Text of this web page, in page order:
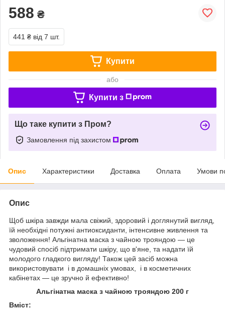
588 ₴
441 ₴ від 7 шт.
Купити
або
Купити з
Що таке купити з Пром?
Замовлення під захистом
Опис Характеристики Доставка Оплата Умови
Опис
Щоб шкіра завжди мала свіжий, здоровий і доглянутий вигляд,
їй необхідні потужні антиоксиданти, інтенсивне живлення та
зволоження! Альгінатна маска з чайною трояндою — це
чудовий спосіб підтримати шкіру, що в'яне, та надати їй
молодого гладкого вигляду! Також цей засіб можна
використовувати і в домашніх умовах, і в косметичних
кабінетах — це зручно й ефективно!
Альгінатна маска з чайною трояндою 200 г
Вміст: